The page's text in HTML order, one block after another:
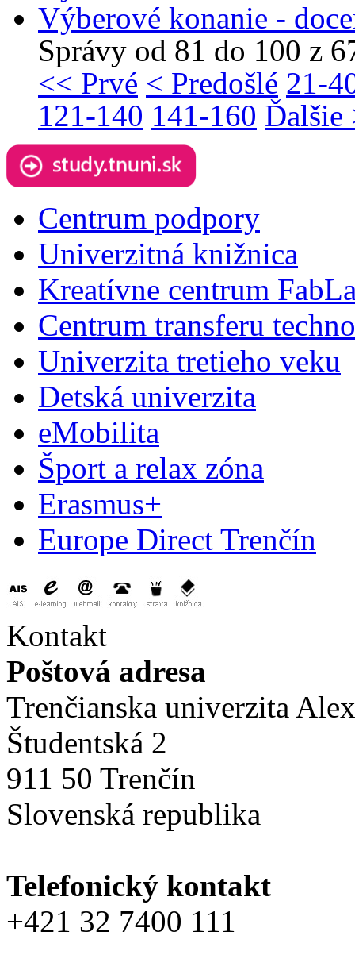
Výberové konanie -
Správy od 81 do 100 z
<< Prvé < Predošlé 21-
121-140 141-160 Ďalšie
Centrum podpory
Univerzitná knižnica
Kreatívne centrum
Centrum transferu
Univerzita tretieho veku
Detská univerzita
eMobilita
Šport a relax zóna
Erasmus+
Europe Direct Trenčín
Kontakt
Poštová adresa
Trenčianska univerzita
Študentská 2
911 50 Trenčín
Slovenská republika
Telefonický kontakt
+421 32 7400 111